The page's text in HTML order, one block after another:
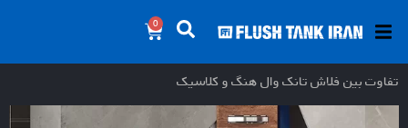
0
تفاوت بین فلاش تانک وال هنگ و کلاسیک